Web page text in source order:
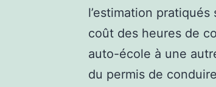
l’estimation
coût des heures de
auto-école à une
du permis de